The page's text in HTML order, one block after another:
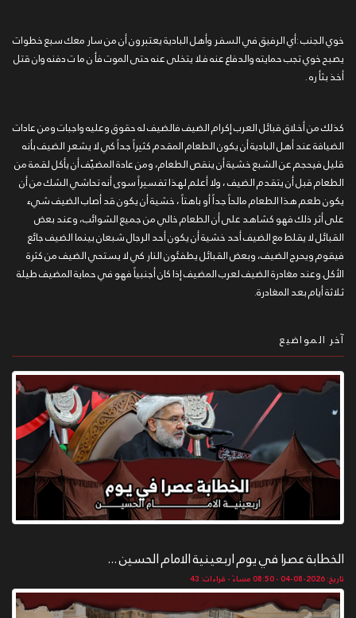
خوي الجنب :أي الرفيق في السفر وأهل البادية يعتبرون أن من سار معك سبع خطوات
يصبح خوي تجب حمايته والدفاع عنه فلا يتخلى عنه حتى الموت فأ ن ما ت دفنه وان قتل
أخذ بثأ ره .
كذلك من أخلاق قبائل العرب إكرام الضيف فالضيف له حقوق وعليه واجبات ومن عادات
الضيافة عند أهل البادية أن يكون الطعام المقدم كثيراً جداً كي لا يشعر الضيف بأنه
قليل فيحجم عن الشبع خشية أن ينقص الطعام، ومن عادة المضيّف أن يأكل لقمة من
الطعام قبل أن يتقدم الضيف ، ولا أعلم لهذا تفسيراً سوى أنه تحاشي الشك من أن
يكون طعم هذا الطعام مالحاً جداً أو باهتاً ، خشية أن يكون قد أصاب الضيف شيء
على أثر ذلك فهو كشاهد على أن الطعام خالي من جميع الشوائب، وعند بعض
القبائل لا يقلط مع الضيف أحد خشية أن يكون أحد الرجال شبعان بينما الضيف جائع
فيقوم ويحرج الضيف، وبعض القبائل يطفئون النار كي لا يستحي الضيف من كثرة
الأكل.وعند مغادرة الضيف لعرب المضيف إذا كان أجنبياً فهو في حماية المضيف طيلة
ثلاثة أيام بعد المغادرة.
آخر المواضيع
الخطابة عصرا في يوم اربعينية الامام الحسين ...
تاريخ: 2026-08-04 - 08:50 مساءً - قراءات: 43